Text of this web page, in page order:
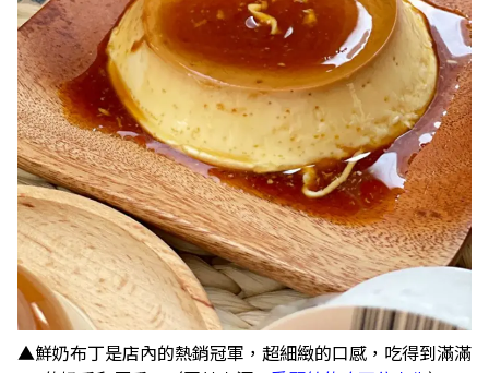
▲鮮奶布丁是店內的熱銷冠軍，超細緻的口感，吃得到滿滿